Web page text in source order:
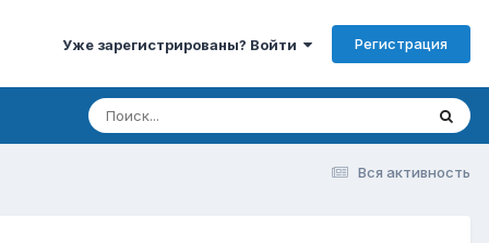
Уже зарегистрированы? Войти Регистрация
Вся активность